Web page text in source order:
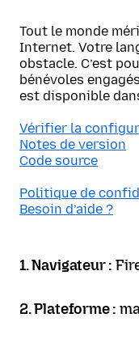
Tout le monde
Internet. Votre
obstacle. C’est
bénévoles
est disponible
Vérifier la
Notes de version
Code source
Politique de
Besoin d’aide ?
1. Navigateur :
2. Plateforme :